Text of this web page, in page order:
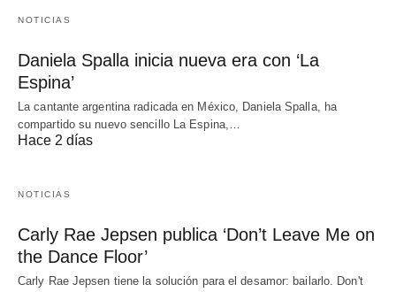
NOTICIAS
Daniela Spalla inicia nueva era con ‘La
Espina’
La cantante argentina radicada en México, Daniela Spalla, ha
compartido su nuevo sencillo La Espina,…
Hace 2 días
NOTICIAS
Carly Rae Jepsen publica ‘Don’t Leave Me on
the Dance Floor’
Carly Rae Jepsen tiene la solución para el desamor: bailarlo. Don't